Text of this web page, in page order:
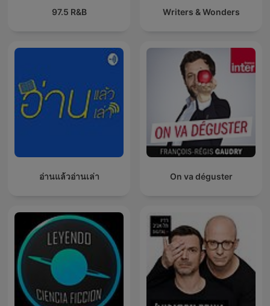
97.5 R&B Writers & Wonders
อ่านแล้วอ่านเล่า On va déguster